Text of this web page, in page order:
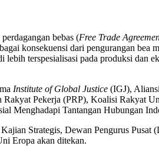
bebas (Free Trade
konsekuensi dari pengurangan
lebih terspesialisasi pada produksi
Institute of Global Justice (IGJ),
Pekerja (PRP), Koalisi Rakyat
Menghadapi Tantangan Hubungan
Strategis, Dewan Pengurus
Eropa akan ditekan.